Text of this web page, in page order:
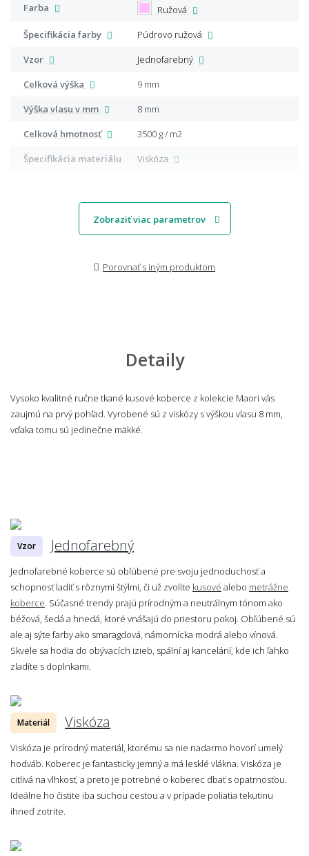
Farba
Ružová
Špecifikácia farby
Púdrovo ružová
Vzor
Jednofarebný
Celková výška
9 mm
Výška vlasu v mm
8 mm
Celková hmotnosť
3500 g / m2
Špecifikácia materiálu
Viskóza
Zobraziť viac parametrov
Porovnať s iným produktom
Detaily
Vysoko kvalitné ručne tkané kusové koberce z kolekcie Maori vás
zaujmú na prvý pohľad. Vyrobené sú z viskózy s výškou vlasu 8 mm,
vďaka tomu sú jedinečne mäkké.
Vzor Jednofarebný
Jednofarebné koberce sú obľúbené pre svoju jednoduchosť a
schopnosť ladiť s rôznymi štýlmi, či už zvolíte kusové alebo metrážne
koberce . Súčasné trendy prajú prírodným a neutrálnym tónom ako
béžová, šedá a hnedá, ktoré vnášajú do priestoru pokoj. Obľúbené sú
ale aj sýte farby ako smaragdová, námornícka modrá alebo vínová.
Skvele sa hodia do obývacích izieb, spální aj kancelárií, kde ich ľahko
zladíte s doplnkami.
Materiál Viskóza
Viskóza je prírodný materiál, ktorému sa nie nadarmo hovorí umelý
hodváb. Koberec je fantasticky jemný a má lesklé vlákna. Viskóza je
citlivá na vlhkosť, a preto je potrebné o koberec dbať s opatrnosťou.
Ideálne ho čistite iba suchou cestou a v prípade poliatia tekutinu
ihneď zotrite.